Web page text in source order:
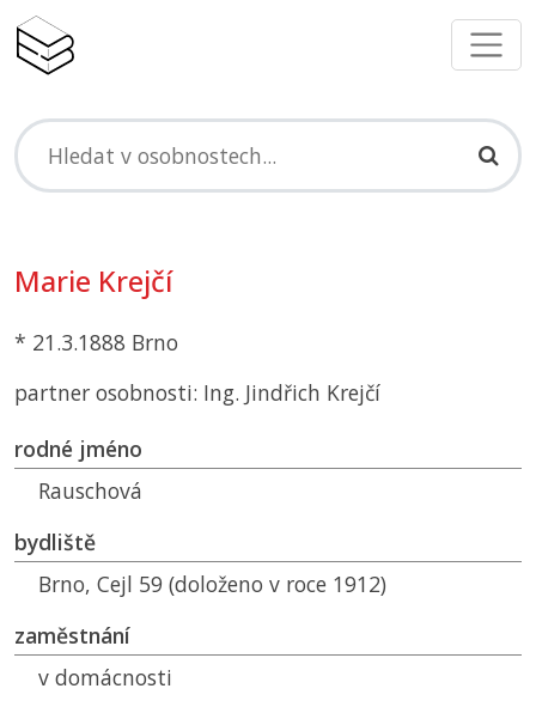
Marie Krejčí
* 21.3.1888 Brno
partner osobnosti: Ing. Jindřich Krejčí
rodné jméno
Rauschová
bydliště
Brno, Cejl 59 (doloženo v roce 1912)
zaměstnání
v domácnosti